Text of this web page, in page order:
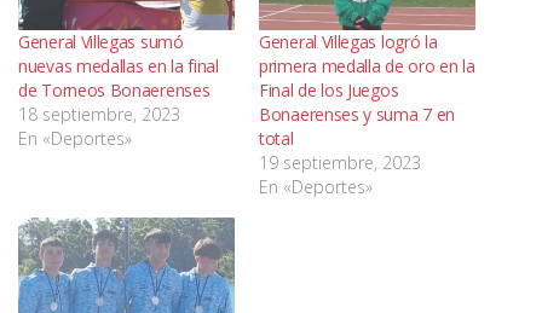
General Villegas sumó
nuevas medallas en la final
de Torneos Bonaerenses
18 septiembre, 2023
En «Deportes»
General Villegas logró la
primera medalla de oro en la
Final de los Juegos
Bonaerenses y suma 7 en
total
19 septiembre, 2023
En «Deportes»